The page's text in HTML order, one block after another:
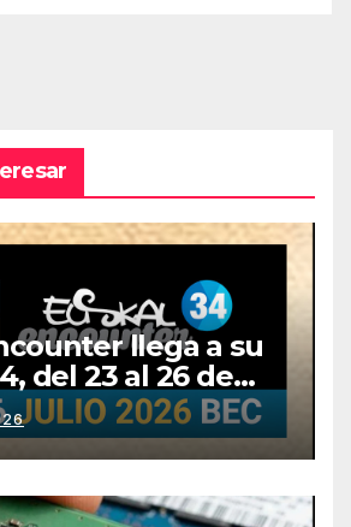
llega a su
del 23 al 26 de